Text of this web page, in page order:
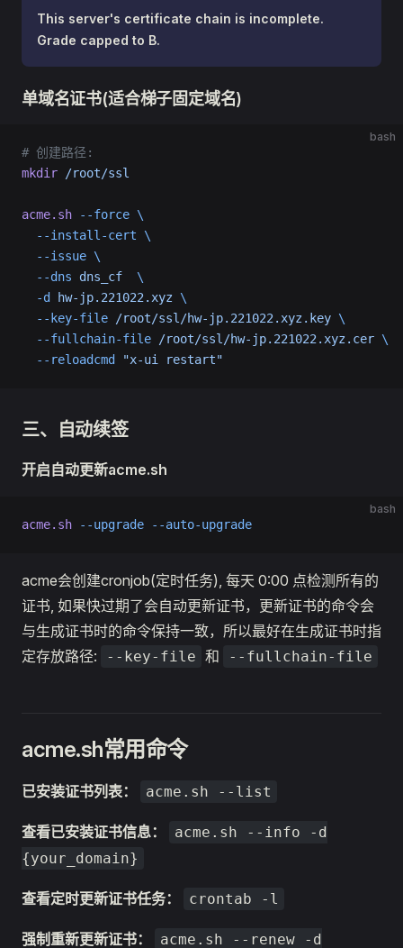
This server's certificate chain is incomplete.
Grade capped to B.
单域名证书(适合梯子固定域名)
bash
# 创建路径:
mkdir /root/ssl
acme.sh --force \
  --install-cert
\
  --issue
\
  --dns
dns_cf
  \
  -d
hw-jp.221022.xyz \
  --key-file
/root/ssl/hw-jp.221022.xyz.key \
  --fullchain-file
/root/ssl/hw-jp.221022.xyz.cer \
  --reloadcmd
"x-ui restart"
三、自动续签
开启自动更新acme.sh
bash
acme.sh --upgrade --auto-upgrade
acme会创建cronjob(定时任务), 每天 0:00 点检测所有的
证书, 如果快过期了会自动更新证书，更新证书的命令会
与生成证书时的命令保持一致，所以最好在生成证书时指
定存放路径:
--key-file 和 --fullchain-file
acme.sh常用命令
已安装证书列表： acme.sh --list
查看已安装证书信息：
acme.sh --info -d
{your_domain}
查看定时更新证书任务： crontab -l
强制重新更新证书： acme.sh --renew -d